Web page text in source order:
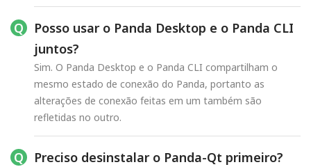
Posso usar o Panda Desktop e o Panda CLI
juntos?
Sim. O Panda Desktop e o Panda CLI compartilham o
mesmo estado de conexão do Panda, portanto as
alterações de conexão feitas em um também são
refletidas no outro.
Preciso desinstalar o Panda-Qt primeiro?